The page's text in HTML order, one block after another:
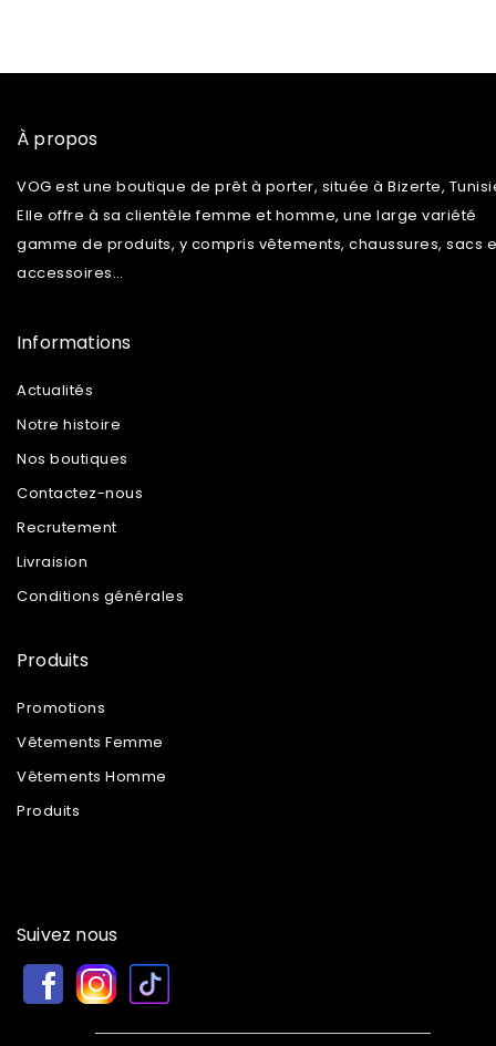
À propos
VOG est une boutique de prêt à porter, située à Bizerte,
Elle offre à sa clientèle femme et homme, une large variété
gamme de produits, y compris vêtements, chaussures, sacs
accessoires…
Informations
Actualités
Notre histoire
Nos boutiques
Contactez-nous
Recrutement
Livraision
Conditions générales
Produits
Promotions
Vêtements Femme
Vêtements Homme
Produits
Suivez nous